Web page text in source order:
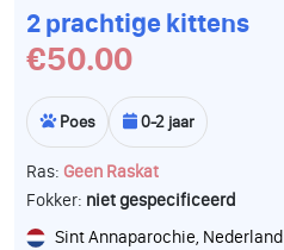
2 prachtige kittens
€50.00
Poes 0-2 jaar
Ras: Geen Raskat
Fokker: niet gespecificeerd
Sint Annaparochie, Nederland